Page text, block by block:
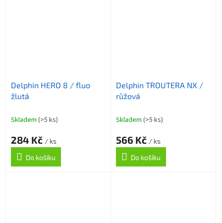
Delphin HERO 8 / fluo
žlutá
Skladem (>5 ks)
284 Kč / ks
Do košíku
Delphin TROUTERA NX /
růžová
Skladem (>5 ks)
566 Kč / ks
Do košíku